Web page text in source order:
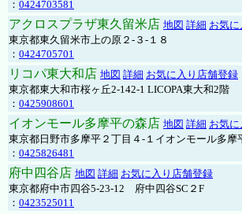
： 0424703581
アクロスプラザ東久留米店 地図 詳細 お気
東京都東久留米市上の原２-３-１８
： 0424705701
リコパ東大和店 地図 詳細 お気に入り店舗登録
東京都東大和市桜ヶ丘2-142-1 LICOPA東大和2階
： 0425908601
イオンモール多摩平の森店 地図 詳細 お気
東京都日野市多摩平２丁目４-１イオンモール多摩
： 0425826481
府中四谷店 地図 詳細 お気に入り店舗登録
東京都府中市四谷5-23-12 府中四谷SC２F
： 0423525011